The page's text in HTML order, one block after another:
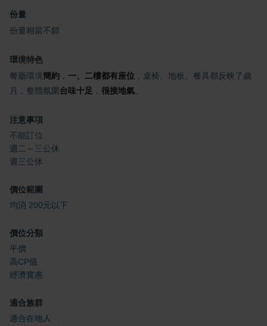
份量
份量相當不錯
環境特色
餐廳環境簡約 ， 一、二樓都有座位 ，桌椅、地板、餐具都反映了歲
月，整體氛圍 台味十足 ， 很接地氣
注意事項
不能訂位
週二～三公休
週三公休
價位範圍
均消 200元以下
價位分類
平價
高CP值
經濟實惠
適合族群
適合在地人